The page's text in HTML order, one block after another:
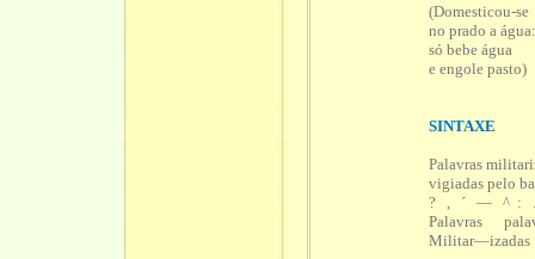
(Domesticou-se
no prado a
só bebe água
e engole pasto)
SINTAXE
Palavras
vigiadas pelo
? , ´ — ^
Palavras